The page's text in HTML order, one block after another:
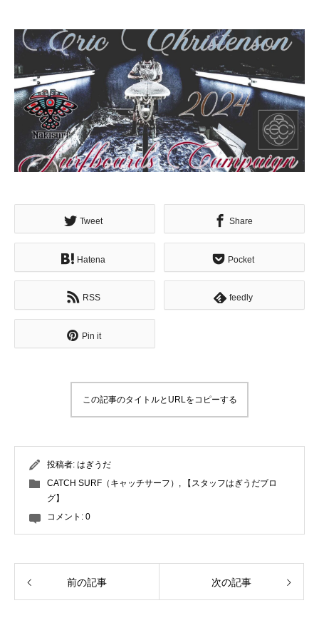
Tweet Share
Hatena Pocket
RSS feedly
Pin it
この記事のタイトルとURLをコピーする
投稿者: はぎうだ
CATCH SURF（キャッチサーフ） ,
【スタッフはぎうだブロ
グ】
コメント: 0
前の記事 次の記事